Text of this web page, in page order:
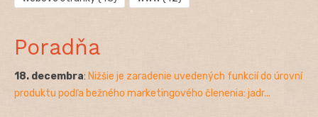
Poradňa
18. decembra: Nižšie je zaradenie uvedených funkcií do úrovní
produktu podľa bežného marketingového členenia: jadr...